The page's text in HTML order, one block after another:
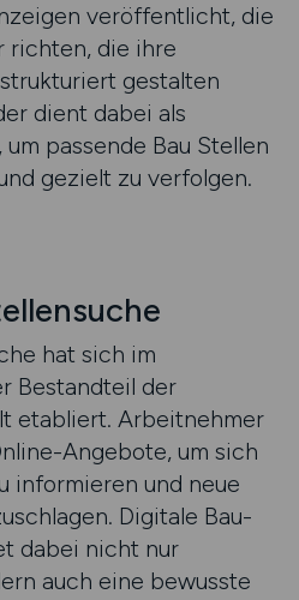
veröffentlicht, die
richten, die ihre
gestalten
dient dabei als
passende Bau Stellen
gezielt zu verfolgen.
hat sich im
Bestandteil der
etabliert. Arbeitnehmer
Angebote, um sich
informieren und neue
Digitale Bau-
dabei nicht nur
auch eine bewusste